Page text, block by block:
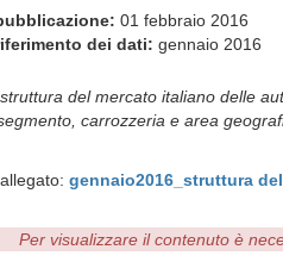
01 febbraio 2016
dei dati: gennaio 2016
del mercato italiano delle
carrozzeria e area
gennaio2016_struttura
Per visualizzare il contenuto è